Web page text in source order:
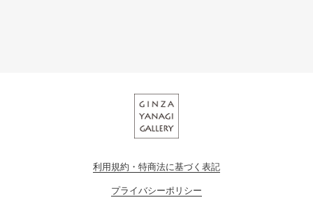
利用規約・特商法に基づく表記
プライバシーポリシー